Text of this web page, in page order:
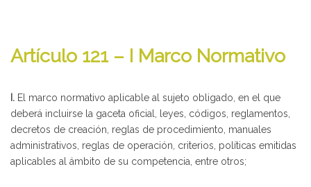
Artículo 121 – I Marco Normativo
I. El marco normativo aplicable al sujeto obligado, en el que
deberá incluirse la gaceta oficial, leyes, códigos, reglamentos,
decretos de creación, reglas de procedimiento, manuales
administrativos, reglas de operación, criterios, políticas emitidas
aplicables al ámbito de su competencia, entre otros;